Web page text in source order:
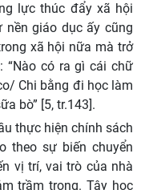
lực thúc đẩy xã hội
nền giáo dục ấy cũng
xã hội nữa mà trở
“Nào có ra gì cái chữ
Chi bằng đi học làm
bò” [5, tr.143].
thực hiện chính sách
theo sự biến chuyển
vị trí, vai trò của nhà
trầm trọng. Tây học